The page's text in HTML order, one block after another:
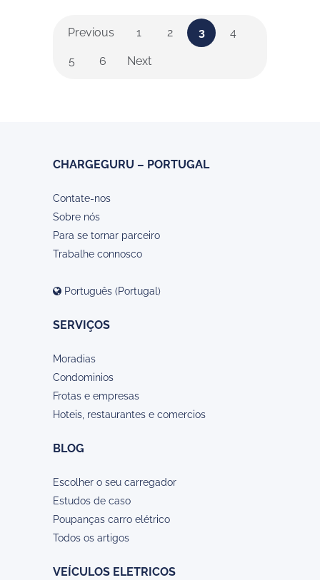
Previous 1 2 3 4
5 6 Next
CHARGEGURU – PORTUGAL
Contate-nos
Sobre nós
Para se tornar parceiro
Trabalhe connosco
Português (Portugal)
SERVIÇOS
Moradias
Condominios
Frotas e empresas
Hoteis, restaurantes e comercios
BLOG
Escolher o seu carregador
Estudos de caso
Poupanças carro elétrico
Todos os artigos
VEÍCULOS ELETRICOS